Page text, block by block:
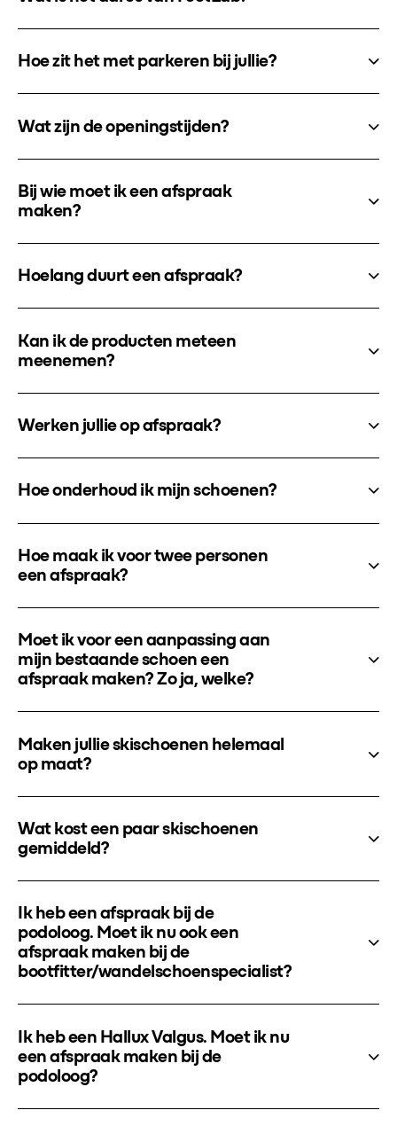
Hoe zit het met parkeren bij jullie?
Wat zijn de openingstijden?
Bij wie moet ik een afspraak
maken?
Hoelang duurt een afspraak?
Kan ik de producten meteen
meenemen?
Werken jullie op afspraak?
Hoe onderhoud ik mijn schoenen?
Hoe maak ik voor twee personen
een afspraak?
Moet ik voor een aanpassing aan
mijn bestaande schoen een
afspraak maken? Zo ja, welke?
Maken jullie skischoenen helemaal
op maat?
Wat kost een paar skischoenen
gemiddeld?
Ik heb een afspraak bij de
podoloog. Moet ik nu ook een
afspraak maken bij de
bootfitter/wandelschoenspecialist?
Ik heb een Hallux Valgus. Moet ik nu
een afspraak maken bij de
podoloog?